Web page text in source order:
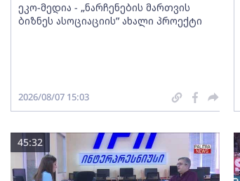
ეკო-მედია - „ნარჩენების მართვის
ბიზნეს ასოციაციის” ახალი პროექტი
2026/08/07 15:03
45:32